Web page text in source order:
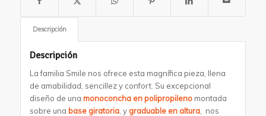
Descripción
Descripción
La familia Smile nos ofrece esta magnífica pieza, llena
de amabilidad, sencillez y confort. Su excepcional
diseño de una monoconcha en polipropilenomontada
sobre una base giratoria, y graduable en altura, nos